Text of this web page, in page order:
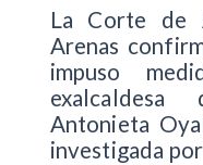
La Corte de
Arenas
impuso
Antonieta
investigada